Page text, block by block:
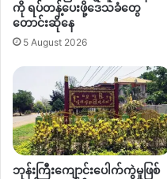
ကို ရပ်တန့်ပေးဖို့ဒေသခံတွေ
တောင်းဆိုနေ
5 August 2026
ဘုန်းကြီးကျောင်းပေါက်ကွဲမှုဖြစ်